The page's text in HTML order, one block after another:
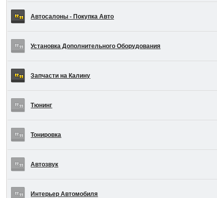
Автосалоны - Покупка Авто
Установка Дополнительного Оборудования
Запчасти на Калину
Тюнинг
Тонировка
Автозвук
Интерьер Автомобиля